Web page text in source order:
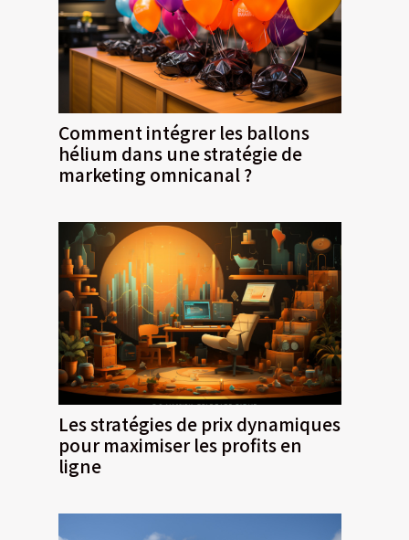
Comment intégrer les ballons
hélium dans une stratégie de
marketing omnicanal ?
Les stratégies de prix dynamiques
pour maximiser les profits en
ligne